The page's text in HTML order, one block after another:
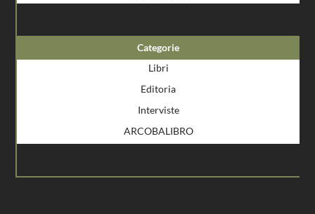
Categorie
Libri
Editoria
Interviste
ARCOBALIBRO